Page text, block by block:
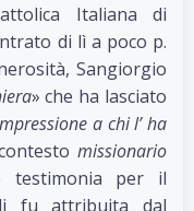
Italiana di
di lì a poco p.
Sangiorgio
» che ha lasciato
a chi l’ ha
missionario
testimonia per il
fu attribuita dal